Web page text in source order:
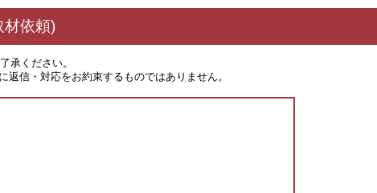
材依頼)
承ください。
信・対応をお約束するものではありません。